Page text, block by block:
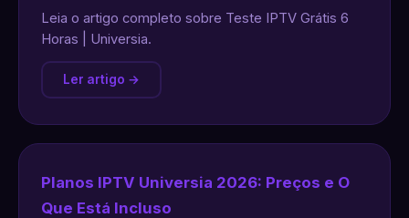
Leia o artigo completo sobre Teste IPTV Grátis 6
Horas | Universia.
Ler artigo →
Planos IPTV Universia 2026: Preços e O
Que Está Incluso